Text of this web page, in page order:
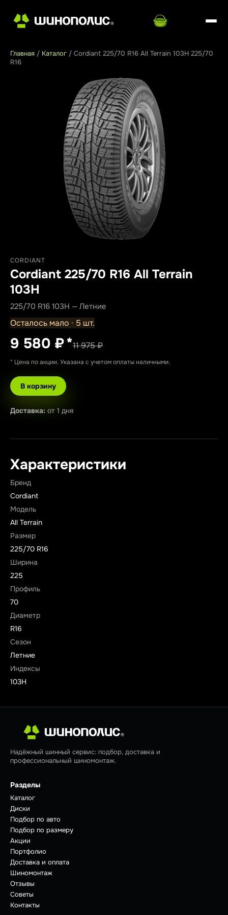
Главная / Каталог / Cordiant 225/70 R16 All Terrain 103H 225/70
R16
CORDIANT
Cordiant 225/70 R16 All Terrain
103H
225/70 R16 103H — Летние
Осталось мало · 5 шт.
9 580 ₽*11 975 ₽
* Цена по акции. Указана с учетом оплаты наличными.
В корзину
Доставка: от 1 дня
Характеристики
Бренд
Cordiant
Модель
All Terrain
Размер
225/70 R16
Ширина
225
Профиль
70
Диаметр
R16
Сезон
Летние
Индексы
103H
Надёжный шинный сервис: подбор, доставка и
профессиональный шиномонтаж.
Разделы
Каталог
Диски
Подбор по авто
Подбор по размеру
Акции
Портфолио
Доставка и оплата
Шиномонтаж
Отзывы
Советы
Контакты